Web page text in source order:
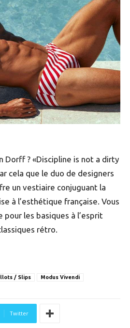
Dorff ? «Discipline is not a dirty
cela que le duo de designers
un vestiaire conjuguant la
à l’esthétique française. Vous
pour les basiques à l’esprit
rétro.
/ Slips Modus Vivendi
Twitter